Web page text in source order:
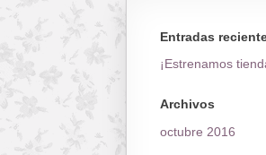
Entradas
¡Estrenamos
Archivos
octubre 2016